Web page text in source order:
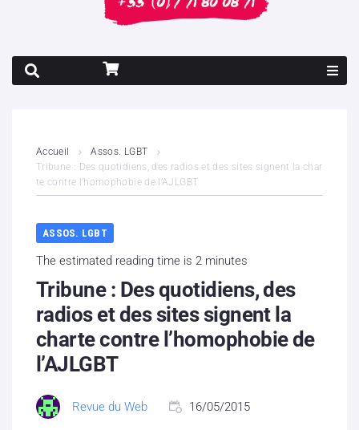
Contenus litigieux
Nous soutenir
Boutique
Partenaires
Contacts
Accueil
Assos. LGBT
Tribune : Des quotidiens, des radios et des sites signent la char
te contre l’homophobie de l’AJLGBT
ASSOS. LGBT
The estimated reading time is 2 minutes
Tribune : Des quotidiens, des
radios et des sites signent la
charte contre l’homophobie de
l’AJLGBT
Revue du Web 16/05/2015